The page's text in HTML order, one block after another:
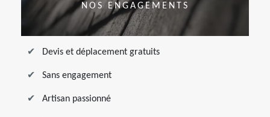
NOS ENGAGEMENTS
Devis et déplacement gratuits
Sans engagement
Artisan passionné